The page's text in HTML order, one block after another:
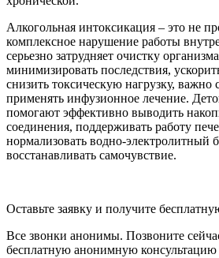
Алкогольная интоксикация – это не
комплексное нарушение работы
серьезно затрудняет очистку
минимизировать последствия,
снизить токсическую нагрузку, важно
применять инфузионное лечение.
помогают эффективно выводить
соединения, поддерживать работу
нормализовать водно-электролитный
восстанавливать самочувствие.
Оставьте заявку и получите
Все звонки анонимы. Позвоните
бесплатную анонимную консультацию